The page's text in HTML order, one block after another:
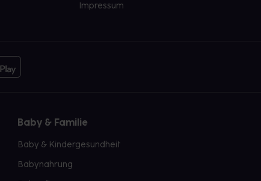
Impressum
Baby & Familie
Baby & Kindergesundheit
Babynahrung